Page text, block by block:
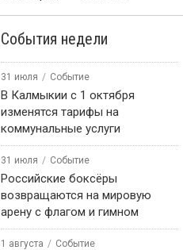
События недели
31 июля Событие
В Калмыкии с 1 октября
изменятся тарифы на
коммунальные услуги
31 июля Событие
Российские боксёры
возвращаются на мировую
арену с флагом и гимном
1 августа Событие